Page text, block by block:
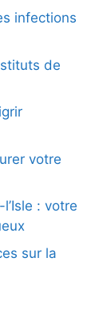
infections
de
votre
: votre
sur la